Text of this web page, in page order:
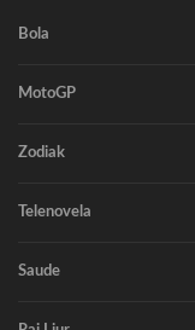
Bola
MotoGP
Zodiak
Telenovela
Saude